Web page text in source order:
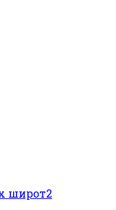
широт2